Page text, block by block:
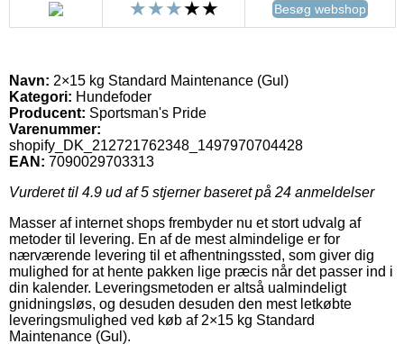
Besøg webshop
Navn: 2×15 kg Standard Maintenance (Gul)
Kategori: Hundefoder
Producent: Sportsman's Pride
Varenummer:
shopify_DK_212721762348_1497970704428
EAN: 7090029703313
Vurderet til 4.9 ud af 5 stjerner baseret på 24 anmeldelser
Masser af internet shops frembyder nu et stort udvalg af
metoder til levering. En af de mest almindelige er for
nærværende levering til et afhentningssted, som giver dig
mulighed for at hente pakken lige præcis når det passer ind i
din kalender. Leveringsmetoden er altså ualmindeligt
gnidningsløs, og desuden desuden den mest letkøbte
leveringsmulighed ved køb af 2×15 kg Standard
Maintenance (Gul).